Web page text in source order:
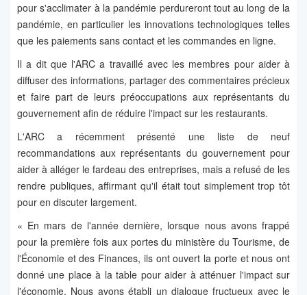
pour s'acclimater à la pandémie perdureront tout au long de la
pandémie, en particulier les innovations technologiques telles
que les paiements sans contact et les commandes en ligne.
Il a dit que l'ARC a travaillé avec les membres pour aider à
diffuser des informations, partager des commentaires précieux
et faire part de leurs préoccupations aux représentants du
gouvernement afin de réduire l'impact sur les restaurants.
L'ARC a récemment présenté une liste de neuf
recommandations aux représentants du gouvernement pour
aider à alléger le fardeau des entreprises, mais a refusé de les
rendre publiques, affirmant qu'il était tout simplement trop tôt
pour en discuter largement.
« En mars de l'année dernière, lorsque nous avons frappé
pour la première fois aux portes du ministère du Tourisme, de
l'Économie et des Finances, ils ont ouvert la porte et nous ont
donné une place à la table pour aider à atténuer l'impact sur
l'économie. Nous avons établi un dialogue fructueux avec le